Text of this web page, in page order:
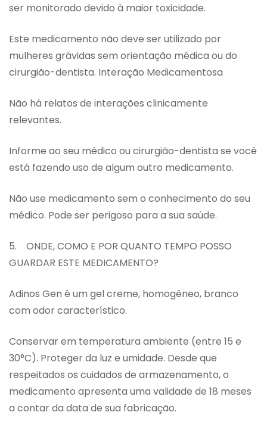
ser monitorado devido à maior toxicidade.
Este medicamento não deve ser utilizado por
mulheres grávidas sem orientação médica ou do
cirurgião-dentista. Interação Medicamentosa
Não há relatos de interações clinicamente
relevantes.
Informe ao seu médico ou cirurgião-dentista se você
está fazendo uso de algum outro medicamento.
Não use medicamento sem o conhecimento do seu
médico. Pode ser perigoso para a sua saúde.
5. ONDE, COMO E POR QUANTO TEMPO POSSO
GUARDAR ESTE MEDICAMENTO?
Adinos Gen é um gel creme, homogêneo, branco
com odor característico.
Conservar em temperatura ambiente (entre 15 e
30°C). Proteger da luz e umidade. Desde que
respeitados os cuidados de armazenamento, o
medicamento apresenta uma validade de 18 meses
a contar da data de sua fabricação.